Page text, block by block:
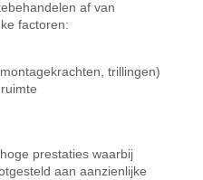
af van
factoren:
trillingen)
prestaties waarbij
aan aanzienlijke